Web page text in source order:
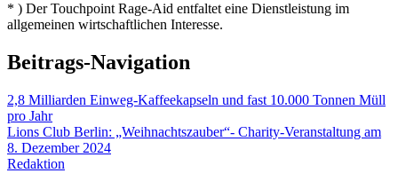
* ) Der Touchpoint Rage-Aid entfaltet eine Dienstleistung im
allgemeinen wirtschaftlichen Interesse.
Beitrags-Navigation
2,8 Milliarden Einweg-Kaffeekapseln und fast 10.000 Tonnen Müll
pro Jahr
Lions Club Berlin: „Weihnachtszauber“- Charity-Veranstaltung am
8. Dezember 2024
Redaktion